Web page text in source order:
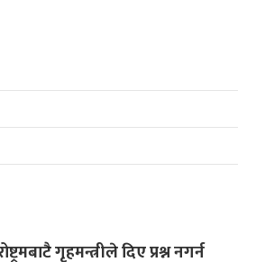
गृहमन्त्रीले दिए प्रश्न नगर्न